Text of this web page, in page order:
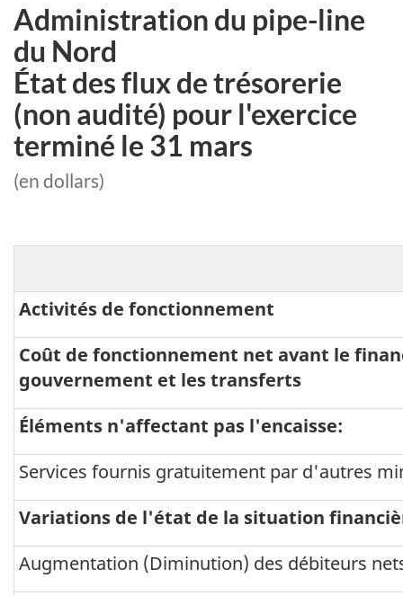
Administration du pipe-line
du Nord
État des flux de trésorerie
(non audité) pour l'exercice
terminé le 31 mars
(en dollars)
Activités de fonctionnement
Coût de fonctionnement net avant le
gouvernement et les transferts
Éléments n'affectant pas l'encaisse:
Services fournis gratuitement par d'autres
Variations de l'état de la situation
Augmentation (Diminution) des débiteurs